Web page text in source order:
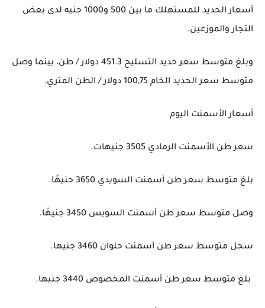
أسعار الحديد للمستهلك ما بين 500 و1000 جنيه لدى بعض
التجار والموزعين.
وبلغ متوسط سعر حديد التسليح 451.3 دولار / طن، بينما وصل
متوسط سعر الحديد الخام 100,75 دولار / الطن المتري.
أسعار الأسمنت اليوم
سعر طن الأسمنت الرمادي 3505 جنيهات.
بلغ متوسط سعر طن أسمنت السويدي 3650 حنيهًا.
وصل متوسط سعر طن أسمنت السويس 3450 جنيهًا.
سجل متوسط سعر طن أسمنت حلوان 3460 جنيها.
بلغ متوسط سعر طن أسمنت المخصوص 3440 جنيها.